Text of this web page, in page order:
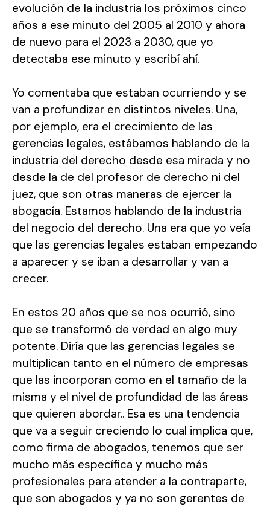
evolución de la industria los próximos cinco
años a ese minuto del 2005 al 2010 y ahora
de nuevo para el 2023 a 2030, que yo
detectaba ese minuto y escribí ahí.
Yo comentaba que estaban ocurriendo y se
van a profundizar en distintos niveles. Una,
por ejemplo, era el crecimiento de las
gerencias legales, estábamos hablando de la
industria del derecho desde esa mirada y no
desde la de del profesor de derecho ni del
juez, que son otras maneras de ejercer la
abogacía. Estamos hablando de la industria
del negocio del derecho. Una era que yo veía
que las gerencias legales estaban empezando
a aparecer y se iban a desarrollar y van a
crecer.
En estos 20 años que se nos ocurrió, sino
que se transformó de verdad en algo muy
potente. Diría que las gerencias legales se
multiplican tanto en el número de empresas
que las incorporan como en el tamaño de la
misma y el nivel de profundidad de las áreas
que quieren abordar.. Esa es una tendencia
que va a seguir creciendo lo cual implica que,
como firma de abogados, tenemos que ser
mucho más específica y mucho más
profesionales para atender a la contraparte,
que son abogados y ya no son gerentes de